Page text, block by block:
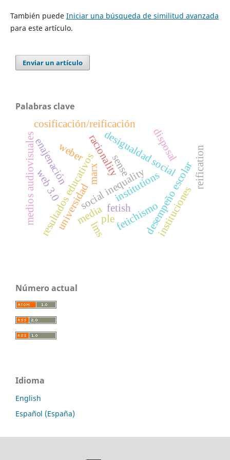
También puede Iniciar una búsqueda de similitud avanzada
para este artículo.
Enviar un artículo
Palabras clave
universidad fetichismo
resultados educativos desempeño escolar
social inequality
desigualdad social
racionality
weber
institutionsinstituciones
fetish
disposal
reification
enajenación
cosificación/reificación
marx
media
medios audiovisuales ple
lms
web 3.0
sense
Número actual
Idioma
English
Español (España)